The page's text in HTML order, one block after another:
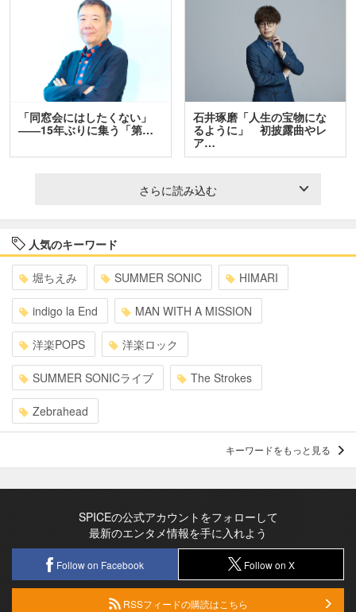
「同窓会にはしたくない」
――15年ぶりに集う「第…
石井琢磨「人生の宝物にな
るように」 初披露曲やレ
ア…
さらに読み込む
人気のキーワード
堀ちえみ SUMMER SONIC HIMARI
indigo la End MAN WITH A MISSION
洋楽POPS 洋楽ロック
SUMMER SONICライブ The Strokes
Zebrahead
キーワードをもっと見る
SPICEの公式アカウントをフォローして
最新のエンタメ情報を手に入れよう
Follow on Facebook Follow on X
RSSフィードの購読はこちら